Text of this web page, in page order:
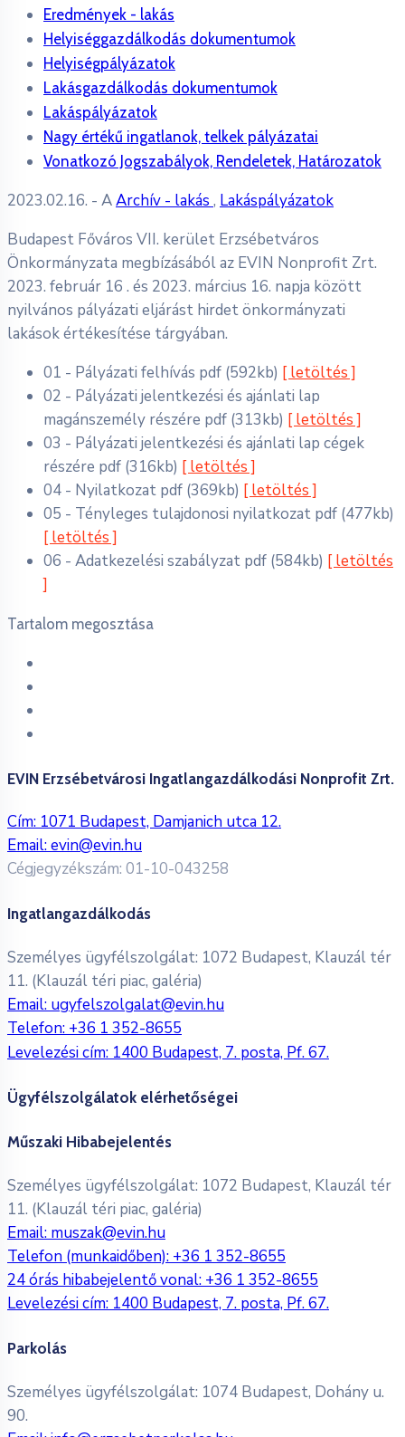
Eredmények - lakás
Helyiséggazdálkodás dokumentumok
Helyiségpályázatok
Lakásgazdálkodás dokumentumok
Lakáspályázatok
Nagy értékű ingatlanok, telkek pályázatai
Vonatkozó Jogszabályok, Rendeletek, Határozatok
2023.02.16. - AArchív - lakás , Lakáspályázatok
Budapest Főváros VII. kerület Erzsébetváros
Önkormányzata megbízásából az EVIN Nonprofit Zrt.
2023. február 16 . és 2023. március 16. napja között
nyilvános pályázati eljárást hirdet önkormányzati
lakások értékesítése tárgyában.
01 - Pályázati felhívás pdf (592kb) [ letöltés ]
02 - Pályázati jelentkezési és ajánlati lap
magánszemély részére pdf (313kb) [ letöltés ]
03 - Pályázati jelentkezési és ajánlati lap cégek
részére pdf (316kb) [ letöltés ]
04 - Nyilatkozat pdf (369kb) [ letöltés ]
05 - Tényleges tulajdonosi nyilatkozat pdf (477kb)
[ letöltés ]
06 - Adatkezelési szabályzat pdf (584kb) [ letöltés
]
Tartalom megosztása
EVIN Erzsébetvárosi Ingatlangazdálkodási Nonprofit Zrt.
Cím: 1071 Budapest, Damjanich utca 12.
Email:evin@evin.hu
Cégjegyzékszám: 01-10-043258
Ingatlangazdálkodás
Személyes ügyfélszolgálat: 1072 Budapest, Klauzál tér
11. (Klauzál téri piac, galéria)
Email: ugyfelszolgalat@evin.hu
Telefon: +36 1 352-8655
Levelezési cím: 1400 Budapest, 7. posta, Pf. 67.
Ügyfélszolgálatok elérhetőségei
Műszaki Hibabejelentés
Személyes ügyfélszolgálat: 1072 Budapest, Klauzál tér
11. (Klauzál téri piac, galéria)
Email: muszak@evin.hu
Telefon (munkaidőben): +36 1 352-8655
24 órás hibabejelentő vonal: +36 1 352-8655
Levelezési cím: 1400 Budapest, 7. posta, Pf. 67.
Parkolás
Személyes ügyfélszolgálat: 1074 Budapest, Dohány u.
90.